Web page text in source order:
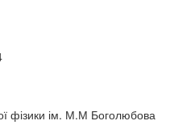
фізики ім. М.М Боголюбова